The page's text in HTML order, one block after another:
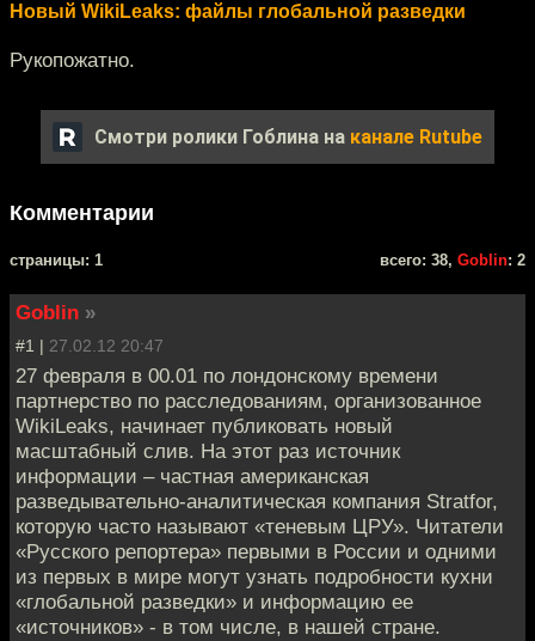
Новый WikiLeaks: файлы глобальной разведки
Рукопожатно.
Смотри ролики Гоблина на канале Rutube
Комментарии
cтраницы: 1 всего: 38, Goblin: 2
Goblin »
#1 | 27.02.12 20:47
27 февраля в 00.01 по лондонскому времени
партнерство по расследованиям, организованное
WikiLeaks, начинает публиковать новый
масштабный слив. На этот раз источник
информации – частная американская
разведывательно-аналитическая компания Stratfor,
которую часто называют «теневым ЦРУ». Читатели
«Русского репортера» первыми в России и одними
из первых в мире могут узнать подробности кухни
«глобальной разведки» и информацию ее
«источников» - в том числе, в нашей стране.